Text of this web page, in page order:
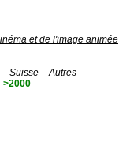
et de l'image animée
Suisse
Autres
>2000